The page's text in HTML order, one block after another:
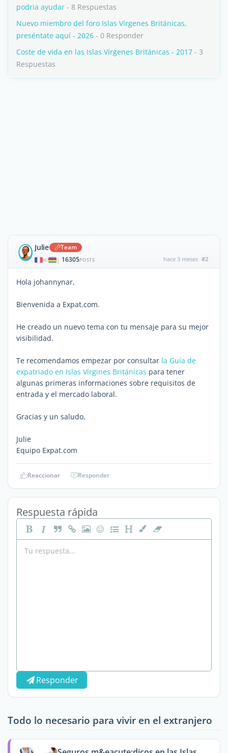
podria ayudar - 8 Respuestas
Nuevo miembro del foro Islas Vírgenes Británicas,
preséntate aquí - 2026 - 0 Responder
Coste de vida en las Islas Vírgenes Británicas - 2017 - 3
Respuestas
Julie Team
| 16305POSTS hace 3 meses #2
Hola johannynar,
Bienvenida a Expat.com.
He creado un nuevo tema con tu mensaje para su mejor
visibilidad.
Te recomendamos empezar por consultar la Guía de
expatriado en Islas Vírgines Británicas para tener
algunas primeras informaciones sobre requisitos de
entrada y el mercado laboral.
Gracias y un saludo,
Julie
Equipo Expat.com
Reaccionar Responder
Respuesta rápida
Responder
Todo lo necesario para vivir en el extranjero